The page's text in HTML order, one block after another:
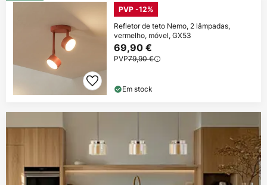
PVP -12%
Refletor de teto Nemo, 2 lâmpadas,
vermelho, móvel, GX53
69,90 €
PVP79,90 €
Em stock